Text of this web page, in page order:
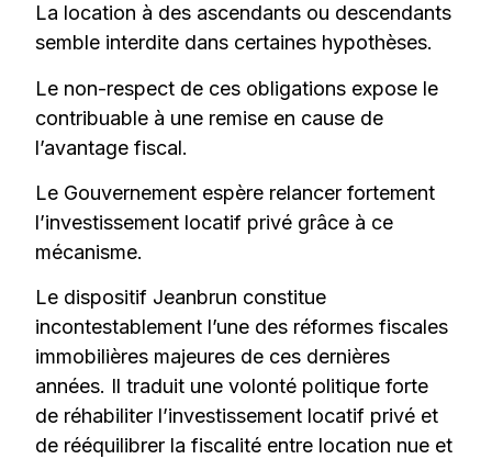
La location à des ascendants ou descendants
semble interdite dans certaines hypothèses.
Le non-respect de ces obligations expose le
contribuable à une remise en cause de
l’avantage fiscal.
Le Gouvernement espère relancer fortement
l’investissement locatif privé grâce à ce
mécanisme.
Le dispositif Jeanbrun constitue
incontestablement l’une des réformes fiscales
immobilières majeures de ces dernières
années. Il traduit une volonté politique forte
de réhabiliter l’investissement locatif privé et
de rééquilibrer la fiscalité entre location nue et